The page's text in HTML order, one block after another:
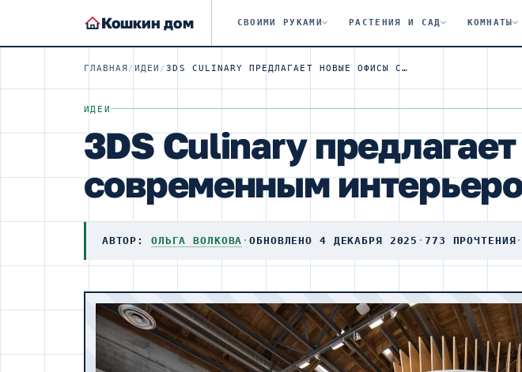
Кошкин дом СВОИМИ РУКАМИ РАСТЕНИЯ И САД КОМНАТЫ
ГЛАВНАЯ /ИДЕИ / 3DS CULINARY ПРЕДЛАГАЕТ НОВЫЕ ОФИСЫ С ГИПЕР-СОВРЕМЕННЫМ ИНТЕРЬЕРОМ
ИДЕИ
3DS Culinary
современным
АВТОР: ОЛЬГА ВОЛКОВА ·ОБНОВЛЕНО 4 ДЕКАБРЯ 2025 · 773 ПРОЧТЕНИЯ